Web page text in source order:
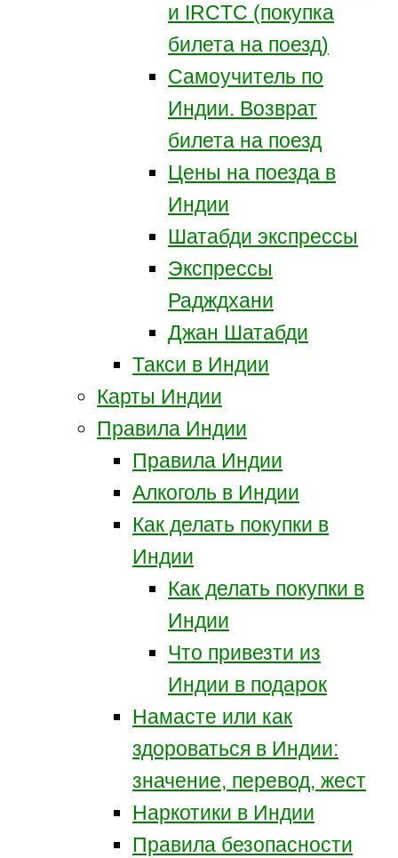
и IRCTC (покупка
билета на поезд)
Самоучитель по
Индии. Возврат
билета на поезд
Цены на поезда в
Индии
Шатабди экспрессы
Экспрессы
Радждхани
Джан Шатабди
Такси в Индии
Карты Индии
Правила Индии
Правила Индии
Алкоголь в Индии
Как делать покупки в
Индии
Как делать покупки в
Индии
Что привезти из
Индии в подарок
Намасте или как
здороваться в Индии:
значение, перевод, жест
Наркотики в Индии
Правила безопасности